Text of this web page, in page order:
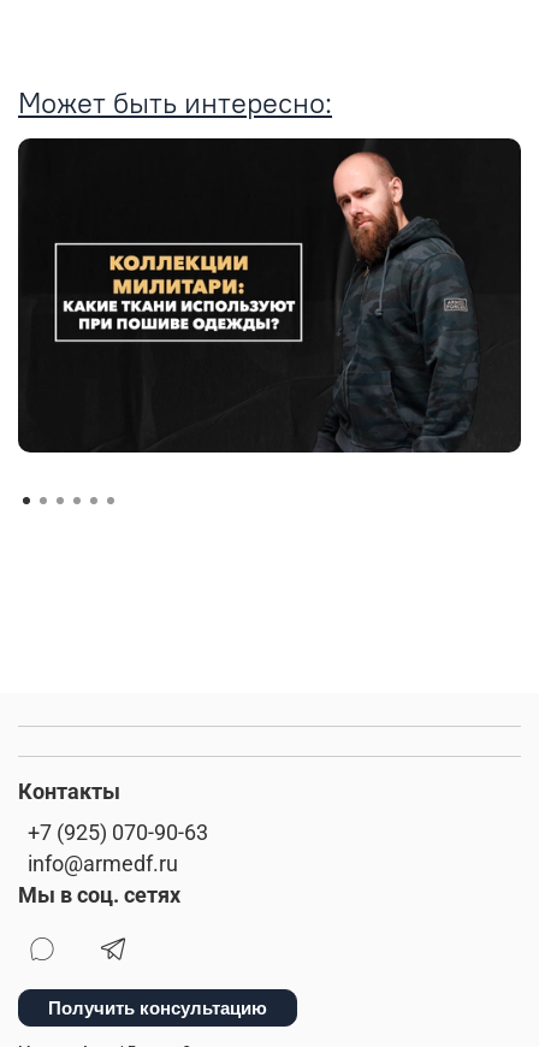
Может быть интересно:
Контакты
+7 (925) 070-90-63
info@armedf.ru
Мы в соц. сетях
Получить консультацию